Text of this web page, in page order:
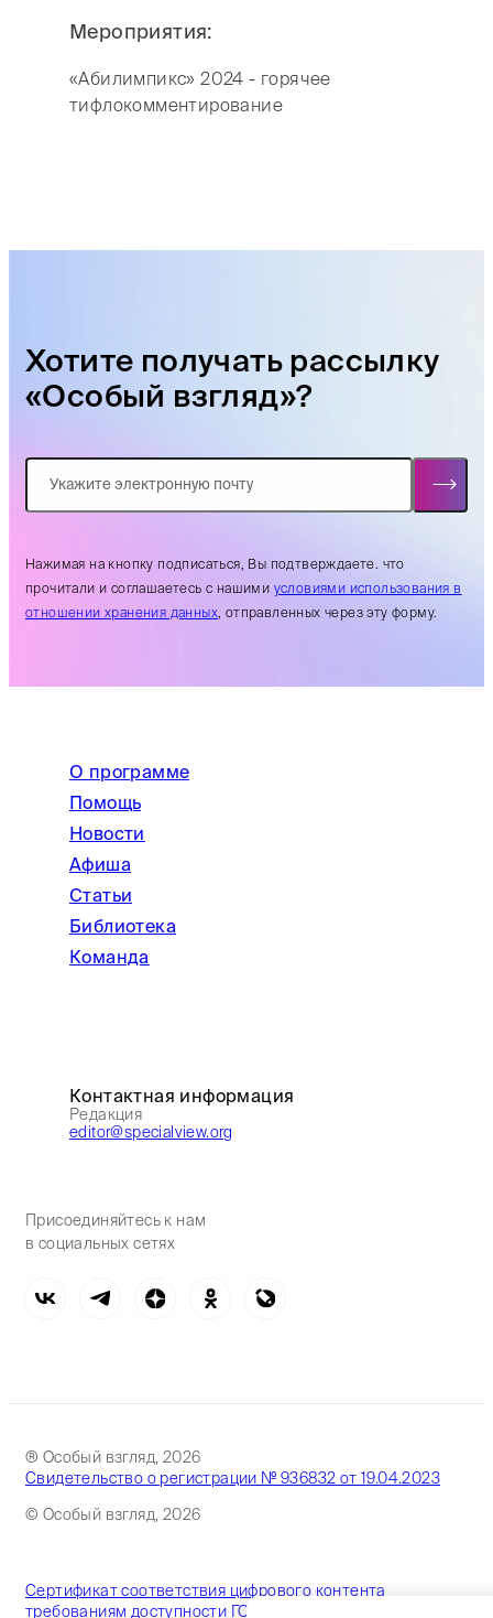
Мероприятия:
«Абилимпикс» 2024 - горячее
тифлокомментирование
Хотите получать рассылку
«Особый взгляд»?
Нажимая на кнопку подписаться, Вы подтверждаете. что
прочитали и соглашаетесь с нашими условиями использования в
отношении хранения данных, отправленных через эту форму.
О программе
Помощь
Новости
Афиша
Статьи
Библиотека
Команда
Контактная информация
Редакция
editor@specialview.org
Присоединяйтесь к нам
в социальных сетях
® Особый взгляд, 2026
Свидетельство о регистрации № 936832 от 19.04.2023
© Особый взгляд, 2026
Сертификат соответствия цифрового контента
требованиям доступности ГОСТ